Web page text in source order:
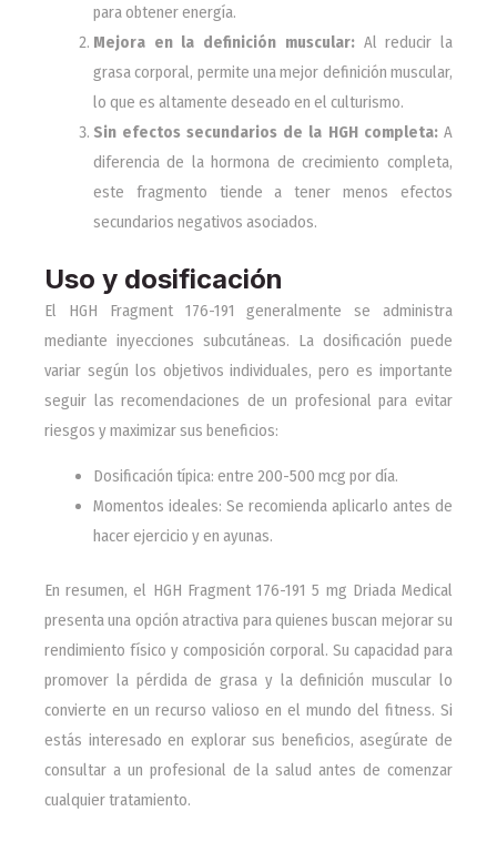
para obtener energía.
Mejora en la definición muscular:Al reducir la
grasa corporal, permite una mejor definición muscular,
lo que es altamente deseado en el culturismo.
Sin efectos secundarios de la HGH completa:A
diferencia de la hormona de crecimiento completa,
este fragmento tiende a tener menos efectos
secundarios negativos asociados.
Uso y dosificación
El HGH Fragment 176-191 generalmente se administra
mediante inyecciones subcutáneas. La dosificación puede
variar según los objetivos individuales, pero es importante
seguir las recomendaciones de un profesional para evitar
riesgos y maximizar sus beneficios:
Dosificación típica: entre 200-500 mcg por día.
Momentos ideales: Se recomienda aplicarlo antes de
hacer ejercicio y en ayunas.
En resumen, el HGH Fragment 176-191 5 mg Driada Medical
presenta una opción atractiva para quienes buscan mejorar su
rendimiento físico y composición corporal. Su capacidad para
promover la pérdida de grasa y la definición muscular lo
convierte en un recurso valioso en el mundo del fitness. Si
estás interesado en explorar sus beneficios, asegúrate de
consultar a un profesional de la salud antes de comenzar
cualquier tratamiento.